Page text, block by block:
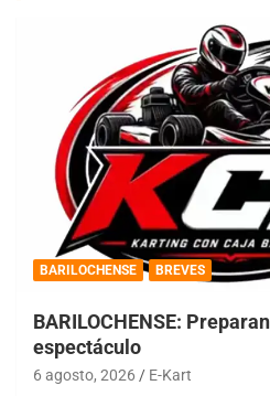
BARILOCHENSE BREVES
BARILOCHENSE:
espectáculo
6 agosto, 2026 E-Kart